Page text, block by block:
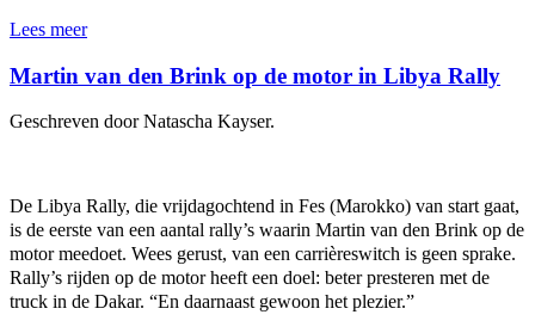
Lees meer
Martin van den Brink op de motor in Libya Rally
Geschreven door Natascha Kayser.
De Libya Rally, die vrijdagochtend in Fes (Marokko) van start gaat,
is de eerste van een aantal rally’s waarin Martin van den Brink op de
motor meedoet. Wees gerust, van een carrièreswitch is geen sprake.
Rally’s rijden op de motor heeft een doel: beter presteren met de
truck in de Dakar. “En daarnaast gewoon het plezier.”